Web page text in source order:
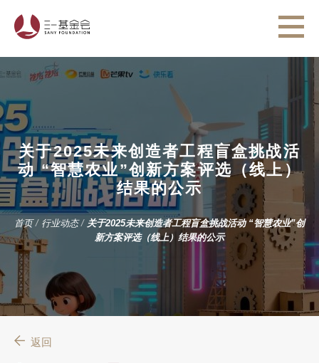
关于2025未来创造者工程盲盒挑战活
动 “智慧农业”创新方案评选（线上）
结果的公示
首页/ 行业动态/ 关于2025未来创造者工程盲盒挑战活动 “智慧农业”创
新方案评选（线上）结果的公示
返回